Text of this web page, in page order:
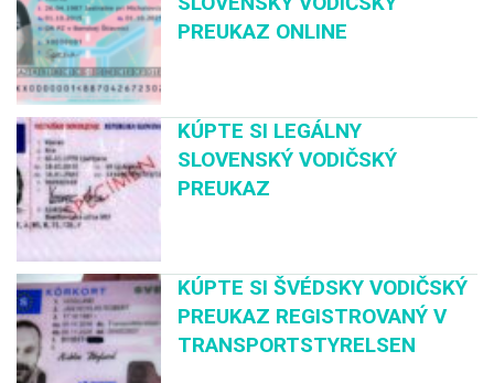
PREUKAZ ONLINE
KÚPTE SI LEGÁLNY
SLOVENSKÝ VODIČSKÝ
PREUKAZ
KÚPTE SI ŠVÉDSKY VODIČSKÝ
PREUKAZ REGISTROVANÝ V
TRANSPORTSTYRELSEN